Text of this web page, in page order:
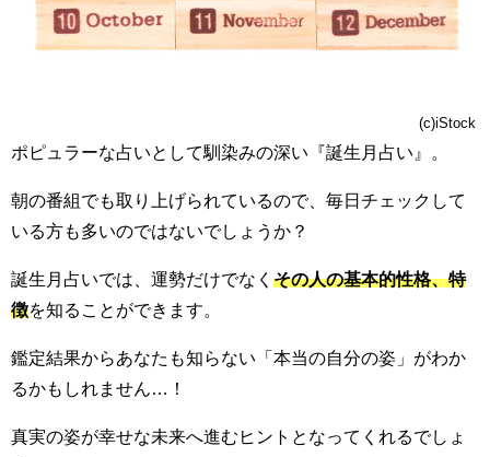
(c)iStock
ポピュラーな占いとして馴染みの深い『誕生月占い』。
朝の番組でも取り上げられているので、毎日チェックして
いる方も多いのではないでしょうか？
誕生月占いでは、運勢だけでなく その人の基本的性格、特
徴を知ることができます。
鑑定結果からあなたも知らない「本当の自分の姿」がわか
るかもしれません…！
真実の姿が幸せな未来へ進むヒントとなってくれるでしょ